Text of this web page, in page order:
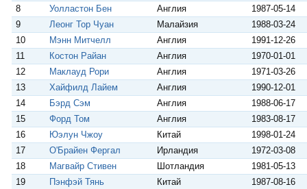
8
Уолластон Бен Англия
1987-05-14
9
Леонг Тор Чуан Малайзия
1988-03-24
10
Мэнн Митчелл Англия
1991-12-26
11
Костон Райан Англия
1970-01-01
12
Маклауд Рори Англия
1971-03-26
13
Хайфилд Лайем Англия
1990-12-01
14
Бэрд Сэм Англия
1988-06-17
15
Форд Том Англия
1983-08-17
16
Юэлун Чжоу Китай
1998-01-24
17
О'Брайен Фергал Ирландия
1972-03-08
18
Магвайр Стивен Шотландия
1981-05-13
19
Пэнфэй Тянь Китай
1987-08-16